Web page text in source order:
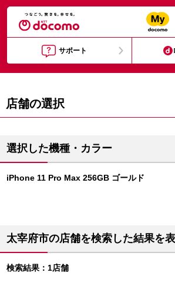
サポート
店舗の選択
選択した機種・カラー
iPhone 11 Pro Max 256GB ゴールド
太宰府市の店舗を検索した結果を
検索結果：1店舗